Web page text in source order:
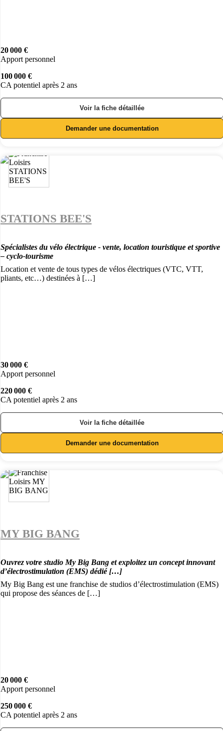
20 000 €
Apport personnel
100 000 €
CA potentiel après 2 ans
Voir la fiche détaillée
Demander une documentation
STATIONS BEE'S
Spécialistes du vélo électrique - vente, location touristique et sportive
– cyclo-tourisme
Location et vente de tous types de vélos électriques (VTC, VTT,
pliants, etc…) destinées à […]
30 000 €
Apport personnel
220 000 €
CA potentiel après 2 ans
Voir la fiche détaillée
Demander une documentation
MY BIG BANG
Ouvrez votre studio My Big Bang et exploitez un concept innovant
d’électrostimulation (EMS) dédié […]
My Big Bang est une franchise de studios d’électrostimulation (EMS)
qui propose des séances de […]
20 000 €
Apport personnel
250 000 €
CA potentiel après 2 ans